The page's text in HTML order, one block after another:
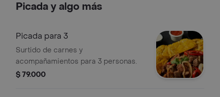
rápido y con excelente relación
Picada y algo más
Picada para 3
Surtido de carnes y
acompañamientos para 3 personas.
$ 79.000